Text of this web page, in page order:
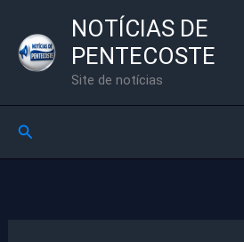
para
NOTÍCIAS DE
PENTECOSTE
Site de notícias
Pesquisar